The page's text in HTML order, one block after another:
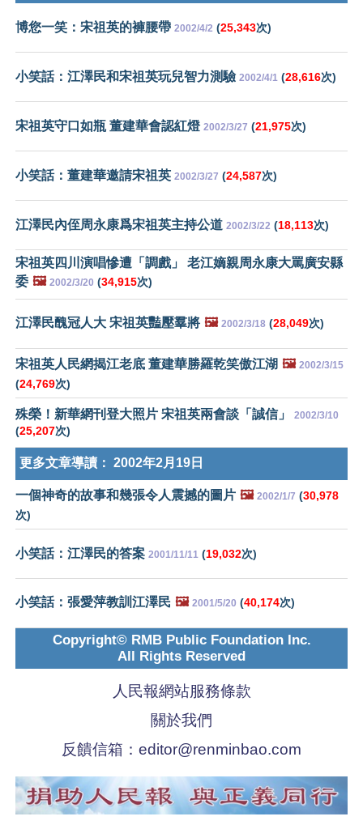
博您一笑：宋祖英的褲腰帶 2002/4/2 (25,343次)
小笑話：江澤民和宋祖英玩兒智力測驗 2002/4/1 (28,616次)
宋祖英守口如瓶 董建華會認紅燈 2002/3/27 (21,975次)
小笑話：董建華邀請宋祖英 2002/3/27 (24,587次)
江澤民內侄周永康爲宋祖英主持公道 2002/3/22 (18,113次)
宋祖英四川演唱慘遭「調戲」 老江嫡親周永康大罵廣安縣
委 🖼️ 2002/3/20 (34,915次)
江澤民醜冠人大 宋祖英豔壓羣將 🖼️ 2002/3/18 (28,049次)
宋祖英人民網揭江老底 董建華勝羅乾笑傲江湖 🖼️ 2002/3/15
(24,769次)
殊榮！新華網刊登大照片 宋祖英兩會談「誠信」 2002/3/10
(25,207次)
更多文章導讀： 2002年2月19日
一個神奇的故事和幾張令人震撼的圖片 🖼️ 2002/1/7 (30,978
次)
小笑話：江澤民的答案 2001/11/11 (19,032次)
小笑話：張愛萍教訓江澤民 🖼️ 2001/5/20 (40,174次)
Copyright© RMB Public Foundation Inc.
All Rights Reserved
人民報網站服務條款
關於我們
反饋信箱： editor@renminbao.com